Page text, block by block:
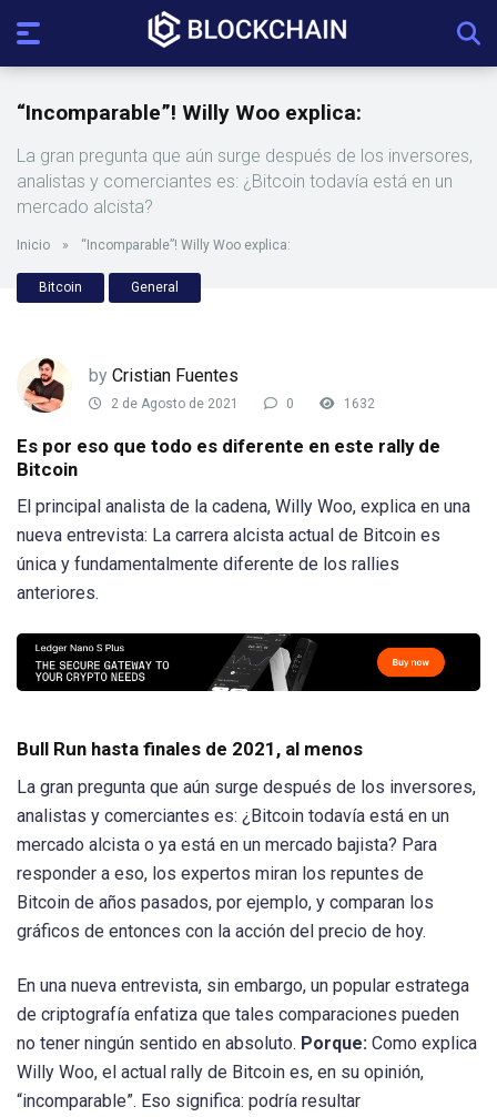
“Incomparable”! Willy Woo explica:
La gran pregunta que aún surge después de los inversores,
analistas y comerciantes es: ¿Bitcoin todavía está en un
mercado alcista?
Inicio » “Incomparable”! Willy Woo explica:
Bitcoin General
by Cristian Fuentes
2 de Agosto de 2021 0 1632
Es por eso que todo es diferente en este rally de
Bitcoin
El principal analista de la cadena, Willy Woo, explica en una
nueva entrevista: La carrera alcista actual de Bitcoin es
única y fundamentalmente diferente de los rallies
anteriores.
Bull Run hasta finales de 2021, al menos
La gran pregunta que aún surge después de los inversores,
analistas y comerciantes es: ¿Bitcoin todavía está en un
mercado alcista o ya está en un mercado bajista? Para
responder a eso, los expertos miran los repuntes de
Bitcoin de años pasados, por ejemplo, y comparan los
gráficos de entonces con la acción del precio de hoy.
En una nueva entrevista, sin embargo, un popular estratega
de criptografía enfatiza que tales comparaciones pueden
no tener ningún sentido en absoluto. Porque: Como explica
Willy Woo, el actual rally de Bitcoin es, en su opinión,
“incomparable”. Eso significa: podría resultar